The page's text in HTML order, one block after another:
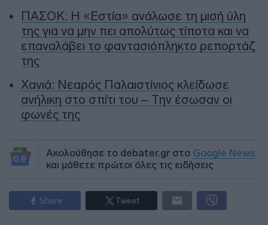
ΠΑΣΟΚ: Η «Εστία» ανάλωσε τη μισή ύλη
της για να μην πει απολύτως τίποτα και να
επαναλάβει το φαντασιόπληκτο ρεπορτάζ
της
Χανιά: Νεαρός Παλαιστίνιος κλείδωσε
ανήλικη στο σπίτι του – Την έσωσαν οι
φωνές της
Ακολούθησε το debater.gr στο Google News
και μάθετε πρώτοι όλες τις ειδήσεις
Share Tweet